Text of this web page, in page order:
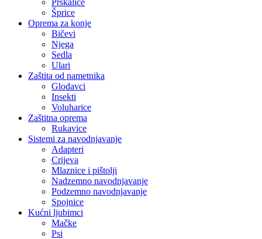
Prskalice
Šprice
Oprema za konje
Bičevi
Njega
Sedla
Ulari
Zaštita od nametnika
Glodavci
Insekti
Voluharice
Zaštitna oprema
Rukavice
Sistemi za navodnjavanje
Adapteri
Crijeva
Mlaznice i pištolji
Nadzemno navodnjavanje
Podzemno navodnjavanje
Spojnice
Kućni ljubimci
Mačke
Psi